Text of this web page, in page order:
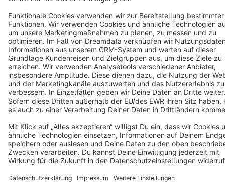
Copyright © shopware AG - All rights reserved
Notice: * All prices are quoted net of the statutory value-added tax